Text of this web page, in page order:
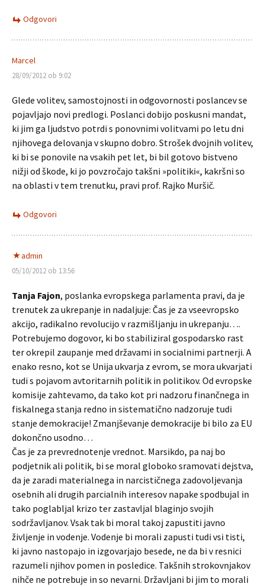
Odgovori
Marcel
28/09/2012 ob 9:02
Glede volitev, samostojnosti in odgovornosti poslancev se
pojavljajo novi predlogi. Poslanci dobijo poskusni mandat,
ki jim ga ljudstvo potrdi s ponovnimi volitvami po letu dni
njihovega delovanja v skupno dobro. Strošek dvojnih volitev,
ki bi se ponovile na vsakih pet let, bi bil gotovo bistveno
nižji od škode, ki jo povzročajo takšni »politiki«, kakršni so
na oblasti v tem trenutku, pravi prof. Rajko Muršič.
Odgovori
admin
05/10/2012 ob 13:56
Tanja Fajon, poslanka evropskega parlamenta pravi, da je
trenutek za ukrepanje in nadaljuje: Čas je za vseevropsko
akcijo, radikalno revolucijo v razmišljanju in ukrepanju….
Potrebujemo dogovor, ki bo stabiliziral gospodarsko rast
ter okrepil zaupanje med državami in socialnimi partnerji. A
enako resno, kot se Unija ukvarja z evrom, se mora ukvarjati
tudi s pojavom avtoritarnih politik in politikov. Od evropske
komisije zahtevamo, da tako kot pri nadzoru finančnega in
fiskalnega stanja redno in sistematično nadzoruje tudi
stanje demokracije! Zmanjševanje demokracije bi bilo za EU
dokončno usodno…
Čas je za prevrednotenje vrednot. Marsikdo, pa naj bo
podjetnik ali politik, bi se moral globoko sramovati dejstva,
da je zaradi materialnega in narcističnega zadovoljevanja
osebnih ali drugih parcialnih interesov napake spodbujal in
tako poglabljal krizo ter zastavljal blaginjo svojih
sodržavljanov. Vsak tak bi moral takoj zapustiti javno
življenje in vodenje. Vodenje bi morali zapusti tudi vsi tisti,
ki javno nastopajo in izgovarjajo besede, ne da bi v resnici
razumeli njihov pomen in posledice. Takšnih strokovnjakov
nihče ne potrebuje in so nevarni. Državljani bi jim to morali